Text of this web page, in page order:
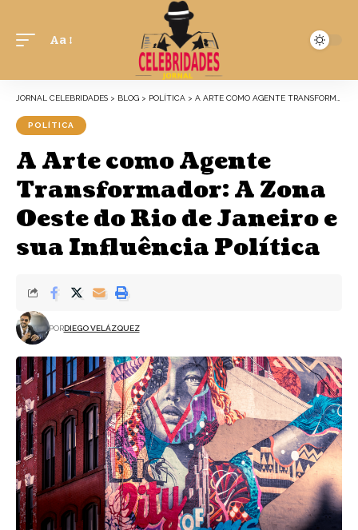
Aa
JORNAL CELEBRIDADES > BLOG > POLÍTICA > A ARTE COMO AGENTE TRANSFORMADOR: A ZONA OESTE DO RIO DE JANEIRO E SUA INFLUÊNCIA POLÍTICA
POLÍTICA
A Arte como Agente
Transformador: A Zona
Oeste do Rio de Janeiro e
sua Influência Política
PORDIEGO VELÁZQUEZ